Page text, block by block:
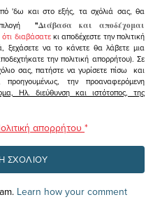
'δω και στο εξής, τα σχόλιά σας, θα
"Διάβασα και αποδέχομαι
ότι διαβάσατεκι αποδέχεστε την πολιτική
ξεχάσετε να το κάνετε θα λάβετε μια
την πολιτική απορρήτου). Σε
σας, πατήστε να γυρίσετε πίσω και
προηγουμένως, την προαναφερόμενη
Ηλ. διεύθυνση και ιστότοπος, της
απορρήτου *
Learn how your comment